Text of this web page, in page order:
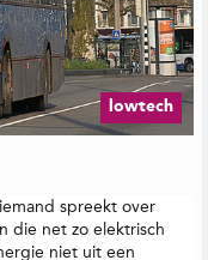
lowtech
spreekt over
die net zo elektrisch
niet uit een